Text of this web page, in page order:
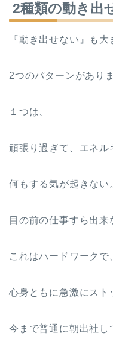
2種類の動き出
『動き出せない』も大
2つのパターンがありま
１つは、
頑張り過ぎて、エネル
何もする気が起きない
目の前の仕事すら出来
これはハードワークで
心身ともに急激にスト
今まで普通に朝出社し